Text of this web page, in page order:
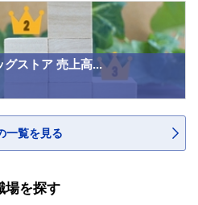
グストア 売上高...
一覧を見る
場を探す